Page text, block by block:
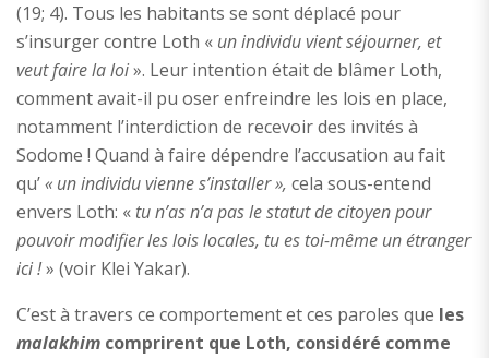
(19; 4). Tous les habitants se sont déplacé pour
s’insurger contre Loth « un individu vient séjourner, et
veut faire la loi». Leur intention était de blâmer Loth,
comment avait-il pu oser enfreindre les lois en place,
notamment l’interdiction de recevoir des invités à
Sodome ! Quand à faire dépendre l’accusation au fait
qu’« un individu vienne s’installer », cela sous-entend
envers Loth: « tu n’as n’a pas le statut de citoyen pour
pouvoir modifier les lois locales, tu es toi-même un étranger
ici !» (voir Klei Yakar).
C’est à travers ce comportement et ces paroles que les
malakhim comprirent que Loth, considéré comme